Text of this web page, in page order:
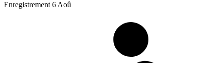
Enregistrement 6 Aoû